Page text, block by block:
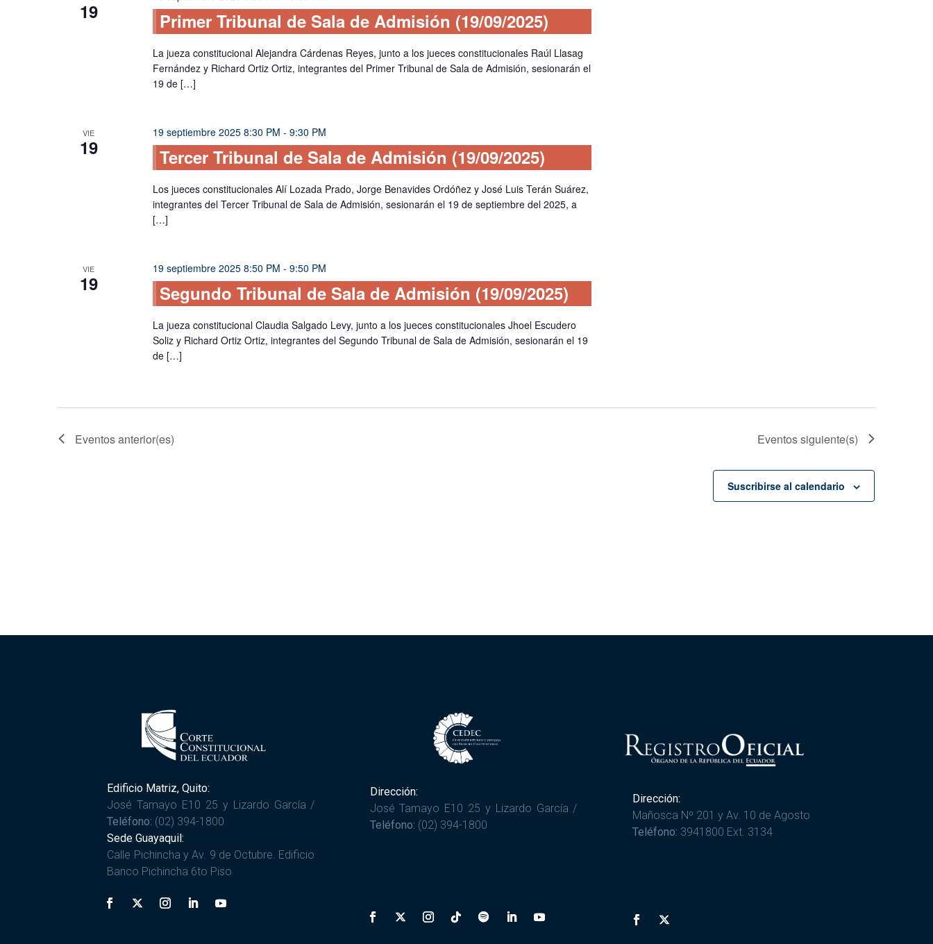
19 Primer Tribunal de Sala de Admisión (19/09/2025)
La jueza constitucional Alejandra Cárdenas Reyes, junto a los jueces constitucionales Raúl Llasag
Fernández y Richard Ortiz Ortiz, integrantes del Primer Tribunal de Sala de Admisión, sesionarán el
19 de […]
VIE
19
19 septiembre 2025 8:30 PM - 9:30 PM
Tercer Tribunal de Sala de Admisión (19/09/2025)
Los jueces constitucionales Alí Lozada Prado, Jorge Benavides Ordóñez y José Luis Terán Suárez,
integrantes del Tercer Tribunal de Sala de Admisión, sesionarán el 19 de septiembre del 2025, a
[…]
VIE
19
19 septiembre 2025 8:50 PM - 9:50 PM
Segundo Tribunal de Sala de Admisión (19/09/2025)
La jueza constitucional Claudia Salgado Levy, junto a los jueces constitucionales Jhoel Escudero
Soliz y Richard Ortiz Ortiz, integrantes del Segundo Tribunal de Sala de Admisión, sesionarán el 19
de […]
Eventosanterior(es) Eventossiguiente(s)
Suscribirse al calendario
Edificio Matriz, Quito:
José Tamayo E10 25 y Lizardo García /
Teléfono: (02) 394-1800
Sede Guayaquil:
Calle Pichincha y Av. 9 de Octubre. Edificio
Banco Pichincha 6to Piso
Dirección:
José Tamayo E10 25 y Lizardo García /
Teléfono: (02) 394-1800
Dirección:
Mañosca Nº 201 y Av. 10 de Agosto
Teléfono: 3941800 Ext. 3134